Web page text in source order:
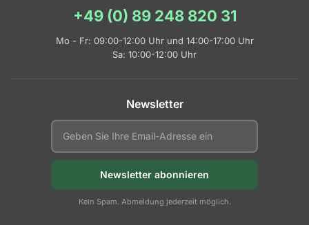
+49 (0) 89 248 820 31
Mo - Fr: 09:00-12:00 Uhr und 14:00-17:00 Uhr
Sa: 10:00-12:00 Uhr
Newsletter
Newsletter abonnieren
Kein Spam. Abmeldung jederzeit möglich.